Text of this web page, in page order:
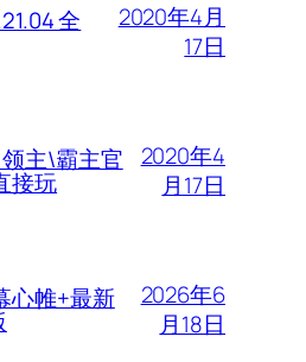
全
2020年4月
17日
主\霸主官
接玩
2020年4
月17日
心帷+最新
2026年6
月18日